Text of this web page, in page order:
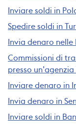
Inviare soldi in
Spedire soldi in
Invia denaro nelle
Commissioni di
presso
Inviare denaro in
Invia denaro in
Inviare soldi in